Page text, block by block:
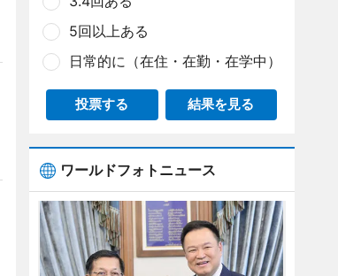
5回以上ある
日常的に（在住・在勤・在学中）
投票する 結果を見る
ワールドフォトニュース